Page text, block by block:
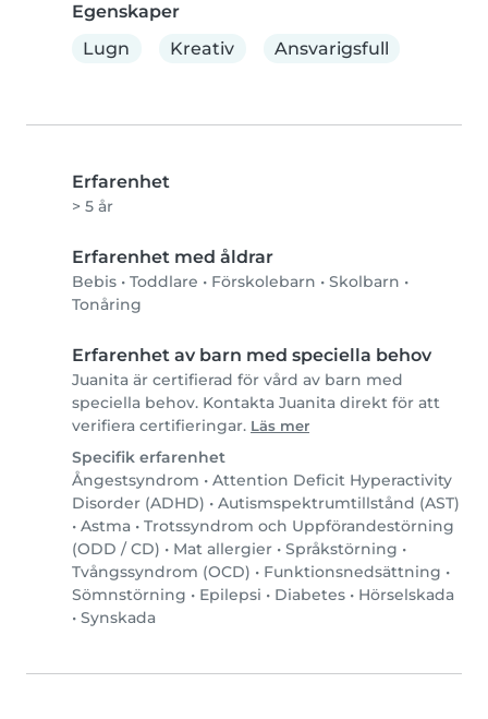
Egenskaper
Lugn
Kreativ Ansvarigsfull
Erfarenhet
> 5 år
Erfarenhet med åldrar
Bebis • Toddlare • Förskolebarn • Skolbarn •
Tonåring
Erfarenhet av barn med speciella behov
Juanita är certifierad för vård av barn med
speciella behov. Kontakta Juanita direkt för att
verifiera certifieringar. Läs mer
Specifik erfarenhet
Ångestsyndrom • Attention Deficit Hyperactivity
Disorder (ADHD) • Autismspektrumtillstånd (AST)
• Astma • Trotssyndrom och Uppförandestörning
(ODD / CD) • Mat allergier • Språkstörning •
Tvångssyndrom (OCD) • Funktionsnedsättning •
Sömnstörning • Epilepsi • Diabetes • Hörselskada
• Synskada